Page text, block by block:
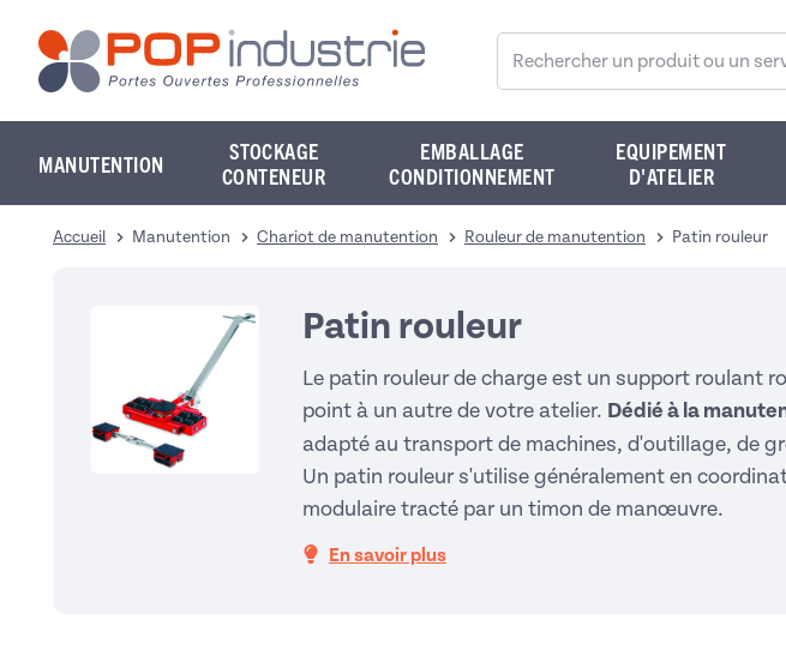
MANUTENTION
STOCKAGE
CONTENEUR
EMBALLAGE
CONDITIONNEMENT
EQUIPEMENT
D'ATELIER
Accueil Manutention Chariot de manutention Rouleur de manutention Patin rouleur
Patin rouleur
Le patin rouleur de charge est un support roulant
point à un autre de votre atelier. Dédié à la
adapté au transport de machines, d'outillage, de
Un patin rouleur s'utilise généralement en
modulaire tracté par un timon de manœuvre.
En savoir plus